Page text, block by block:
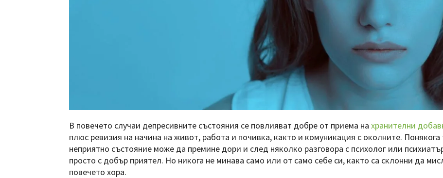
В повечето случаи депресивните състояния се повлияват добре от приема на хранителни
плюс ревизия на начина на живот, работа и почивка, както и комуникация с околните. Понякога
неприятно състояние може да премине дори и след няколко разговора с психолог или
просто с добър приятел. Но никога не минава само или от само себе си, както са склонни да
повечето хора.